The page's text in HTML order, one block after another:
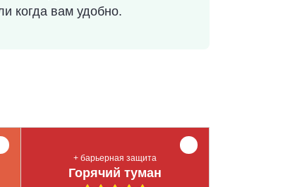
когда вам удобно.
+ барьерная защита
Горячий туман